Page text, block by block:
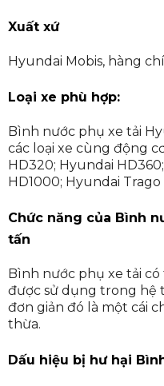
Xuất xứ
Hyundai Mobis, hàng
Loại xe phù hợp:
Bình nước phụ xe tải
các loại xe cùng động
HD320; Hyundai
HD1000; Hyundai Trago
Chức năng của Bình
tấn
Bình nước phụ xe tải
được sử dụng trong hệ
đơn giản đó là một cái
thừa.
Dấu hiệu bị hư hại